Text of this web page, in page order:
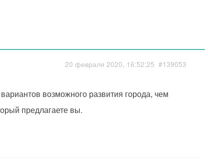
20 февраля 2020, 16:52:25 #139053
возможного развития города, чем
предлагаете вы.